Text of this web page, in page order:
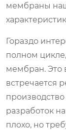
мембраны
Гораздо
полном
мембран. Это
встречается
разработок
плохо, но